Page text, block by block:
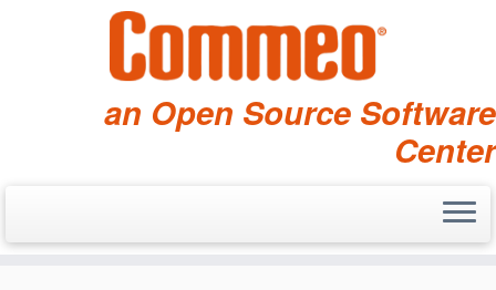
an Open Source Software
Center